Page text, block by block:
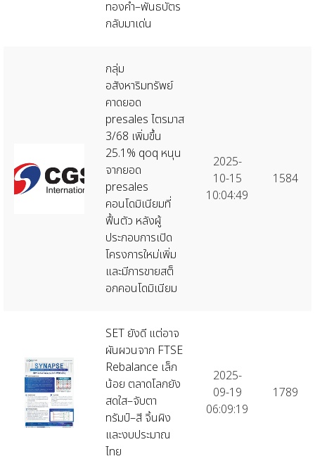
ทองคำ–พันธบัตร
กลับมาเด่น
กลุ่ม
อสังหาริมทรัพย์
คาดยอด
presales ไตรมาส
3/68 เพิ่มขึ้น
25.1% qoq หนุน
จากยอด
presales
คอนโดมิเนียมที่
ฟื้นตัว หลังผู้
ประกอบการเปิด
โครงการใหม่เพิ่ม
และมีการขายสต็
อกคอนโดมิเนียม
2025-
10-15
10:04:49
1584
SET ยังดี แต่อาจ
ผันผวนจาก FTSE
Rebalance เล็ก
น้อย ตลาดโลกยัง
สดใส–จับตา
ทรัมป์–สี จิ้นผิง
และงบประมาณ
ไทย
2025-
09-19
06:09:19
1789